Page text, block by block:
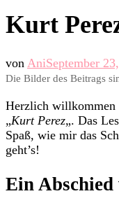
Kurt
von AniSeptember
Die Bilder des Beitrags
Herzlich willkommen
„Kurt Perez„. Das
Spaß, wie mir das
geht’s!
Ein